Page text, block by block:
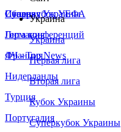
Сборная Украины
Италия
Германия
Франция
Нидерланды
Турция
Португалия
Суперкубок УЕФА
Лига конференций
ЛЧ - Top News
Украина
Украина
Первая лига
Вторая лига
Кубок Украины
Суперкубок Украины